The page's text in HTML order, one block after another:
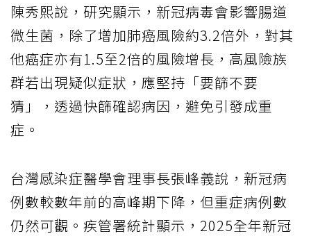
陳秀熙說，研究顯示，新冠病毒會影響腸道
微生菌，除了增加肺癌風險約3.2倍外，對其
他癌症亦有1.5至2倍的風險增長，高風險族
群若出現疑似症狀，應堅持「要篩不要
猜」，透過快篩確認病因，避免引發成重
症。
台灣感染症醫學會理事長張峰義說，新冠病
例數較數年前的高峰期下降，但重症病例數
仍然可觀。疾管署統計顯示，2025全年新冠